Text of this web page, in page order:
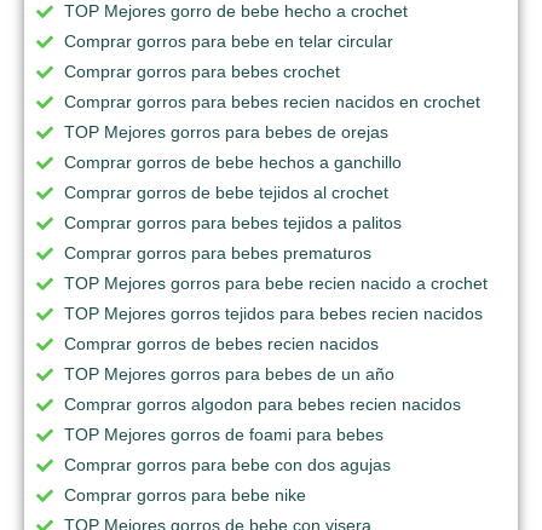
TOP Mejores gorro de bebe hecho a crochet
Comprar gorros para bebe en telar circular
Comprar gorros para bebes crochet
Comprar gorros para bebes recien nacidos en crochet
TOP Mejores gorros para bebes de orejas
Comprar gorros de bebe hechos a ganchillo
Comprar gorros de bebe tejidos al crochet
Comprar gorros para bebes tejidos a palitos
Comprar gorros para bebes prematuros
TOP Mejores gorros para bebe recien nacido a crochet
TOP Mejores gorros tejidos para bebes recien nacidos
Comprar gorros de bebes recien nacidos
TOP Mejores gorros para bebes de un año
Comprar gorros algodon para bebes recien nacidos
TOP Mejores gorros de foami para bebes
Comprar gorros para bebe con dos agujas
Comprar gorros para bebe nike
TOP Mejores gorros de bebe con visera